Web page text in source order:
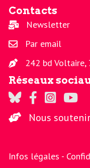
Contacts
Newsletter
Par email
242 bd Voltaire,
Réseaux
Regards sur Twitter
Regards sur
Regards
La
Nous soutenir
Infos légales -